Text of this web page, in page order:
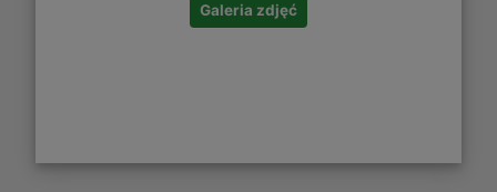
Galeria zdjęć